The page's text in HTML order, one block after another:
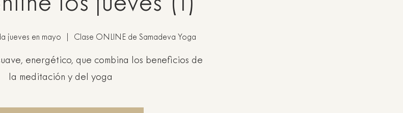
jueves en mayo Clase ONLINE de Samadeva Yoga
energético, que combina los beneficios de
la meditación y del yoga